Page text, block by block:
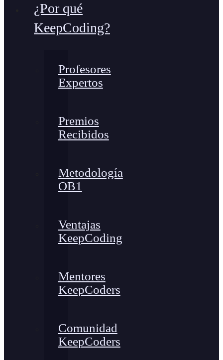
¿Por qué
KeepCoding?
Profesores
Expertos
Premios
Recibidos
Metodología
OB1
Ventajas
KeepCoding
Mentores
KeepCoders
Comunidad
KeepCoders